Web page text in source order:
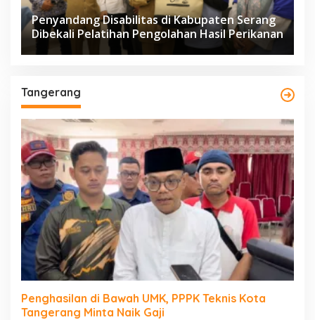
Penyandang Disabilitas di Kabupaten Serang
Dibekali Pelatihan Pengolahan Hasil Perikanan
Tangerang
Penghasilan di Bawah UMK, PPPK Teknis Kota
Tangerang Minta Naik Gaji